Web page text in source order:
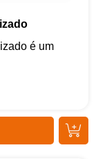
é um